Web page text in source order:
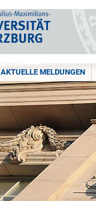
AKTUELLE MELDUNGEN